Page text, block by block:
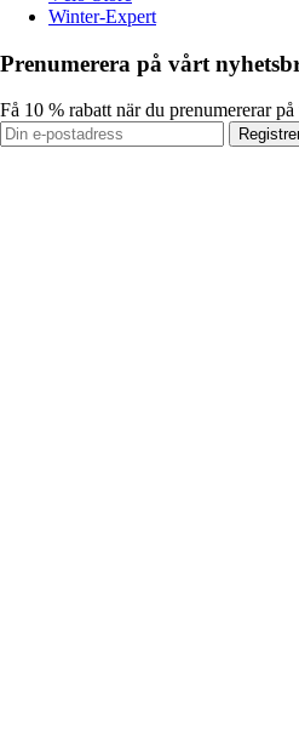
Winter-Expert
Prenumerera på vårt
Få 10 % rabatt när du prenumererar